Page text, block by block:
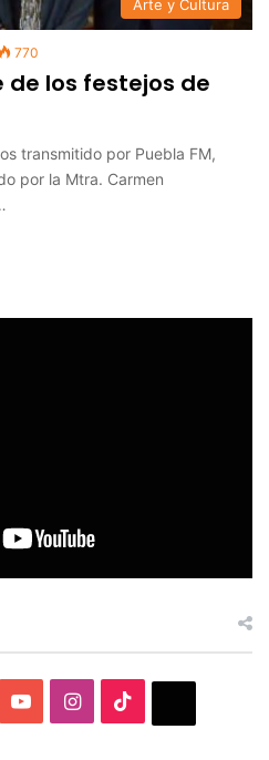
Arte y Cultura
770
de los festejos de
transmitido por Puebla FM,
por la Mtra. Carmen
YouTubeInstagram